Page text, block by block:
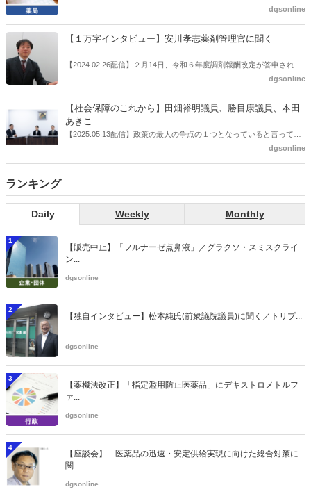
の、薬剤師業界の強い危機感の裏返しといってもいいだろう。本稿で
推進」などが目的とされることが多かった地域フォーミュラリの作
た。医薬品の安定供給確保だ。10月22日に開かれた「日本フォーミュ
飯田市）は、会員薬局から安定供給確保への強い要望があったことを
受け、安定供給確保が見込めるPPI３成分について銘柄を含めて選定
dgsonline
【１万字インタビュー】安川孝志薬剤管理官に聞く
【2024.02.26配信】２月14日、令和６年度調剤報酬改定が答申され
た。本紙では、厚生労働省保険局医療課・薬剤管理官の安川孝志氏
dgsonline
【社会保障のこれから】田畑裕明議員、勝目康議員、本田
あきこ...
【2025.05.13配信】政策の最大の争点の１つとなっていると言っても
よいのが社会保障のこれからのあり方だ。特に与党では、政府関係者
dgsonline
ランキング
Daily Weekly Monthly
1
【販売中止】「フルナーゼ点鼻液」／グラクソ・スミスクライ
ン...
dgsonline
2
【独自インタビュー】松本純氏(前衆議院議員)に聞く／トリプ...
dgsonline
3
【薬機法改正】「指定濫用防止医薬品」にデキストロメトルフ
ァ...
dgsonline
4
【座談会】「医薬品の迅速・安定供給実現に向けた総合対策に
関...
dgsonline